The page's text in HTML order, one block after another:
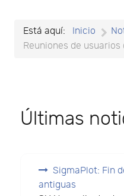
Está aquí: Inicio
Reuniones de usuarios
Últimas
SigmaPlot: Fin
antiguas